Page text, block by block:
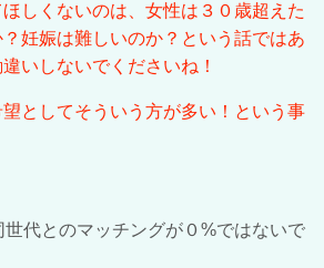
ほしくないのは、女性は３０歳超えた
妊娠は難しいのか？という話ではあ
いしないでくださいね！
としてそういう方が多い！という事
代とのマッチングが０ %ではないで